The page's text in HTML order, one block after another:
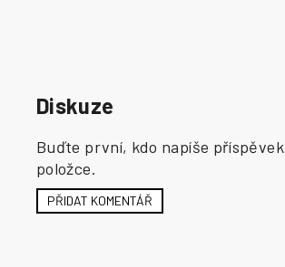
Diskuze
Buďte první, kdo napíše
položce.
PŘIDAT KOMENTÁŘ